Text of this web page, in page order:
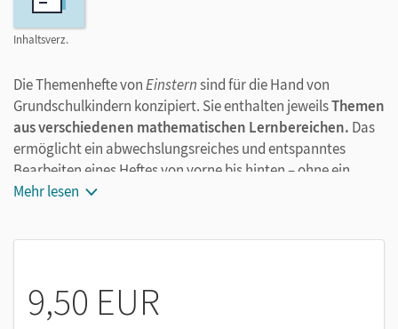
Inhaltsverz.
Die Themenhefte vonEinsternsind für die Hand von
Grundschulkindern konzipiert. Sie enthalten jeweilsThemen
aus verschiedenen mathematischen Lernbereichen. Das
ermöglicht ein abwechslungsreiches und entspanntes
Bearbeiten eines Heftes von vorne bis hinten – ohne ein
„Springen“ zwischen den Heften. Die Einteilung der Inhalte
Plus- und Minusaufgaben ohne Zehnerüberschreitung
Mehr lesen
9,50 EUR